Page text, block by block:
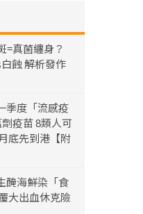
=真菌纏身？
蝕 解析發作
季度「流感疫
疫苗 8類人可
底先到港【附
醃海鮮染「食
大出血休克險